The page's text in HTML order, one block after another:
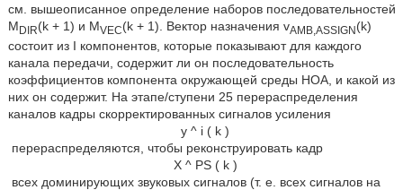
см. вышеописанное определение наборов последовательностей
MDIR(k + 1) и MVEC(k + 1). Вектор назначения vAMB,ASSIGN(k)
состоит из I компонентов, которые показывают для каждого
канала передачи, содержит ли он последовательность
коэффициентов компонента окружающей среды HOA, и какой из
них он содержит. На этапе/ступени 25 перераспределения
каналов кадры скорректированных сигналов усиления
y ^ i ( k )
перераспределяются, чтобы реконструировать кадр
X ^ PS ( k )
всех доминирующих звуковых сигналов (т. е. всех сигналов на